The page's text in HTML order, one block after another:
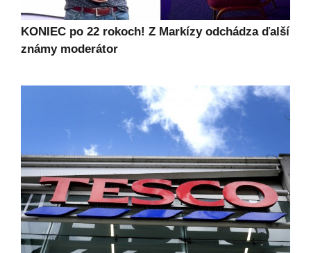
KONIEC po 22 rokoch! Z Markízy odchádza ďalší
známy moderátor